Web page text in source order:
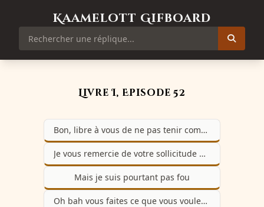
Kaamelott Gifboard
Livre I, Episode 52
Bon, libre à vous de ne pas tenir compte de mes mises en garde
Je vous remercie de votre sollicitude mais je vais me débrouiller
Mais je suis pourtant pas fou
Oh bah vous faites ce que vous voulez hein